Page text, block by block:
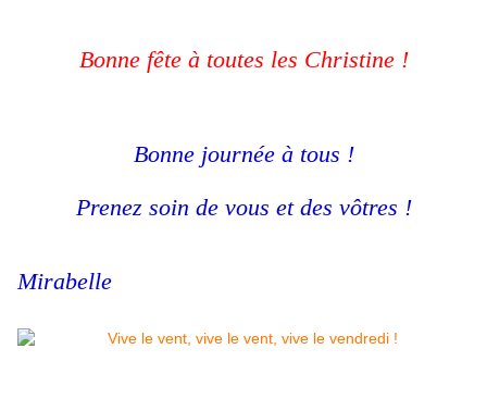
Bonne fête à toutes les Christine !
Bonne journée à tous !
Prenez soin de vous et des vôtres !
Mirabelle